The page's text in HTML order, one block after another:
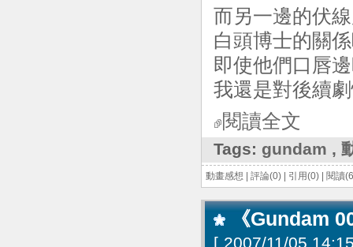
而另一邊的伏
白頭博士的關
即使他們口唇
我還是對後續
閱讀全文
Tags: gundam ,
動畫感想 評論(0) 引用(0) 閱讀
《Gundam
[ 2007/11/05